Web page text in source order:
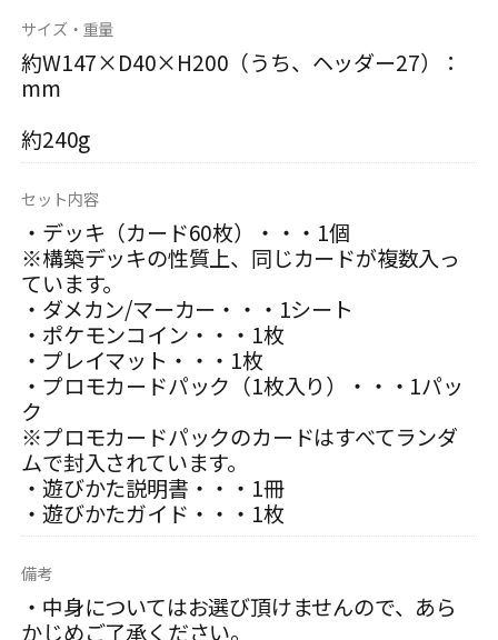
サイズ・重量
約W147×D40×H200（うち、ヘッダー27）：
mm
約240g
セット内容
・デッキ（カード60枚）・・・1個
※構築デッキの性質上、同じカードが複数入っ
ています。
・ダメカン/マーカー・・・1シート
・ポケモンコイン・・・1枚
・プレイマット・・・1枚
・プロモカードパック（1枚入り）・・・1パッ
ク
※プロモカードパックのカードはすべてランダ
ムで封入されています。
・遊びかた説明書・・・1冊
・遊びかたガイド・・・1枚
備考
・中身についてはお選び頂けませんので、あら
かじめご了承ください。